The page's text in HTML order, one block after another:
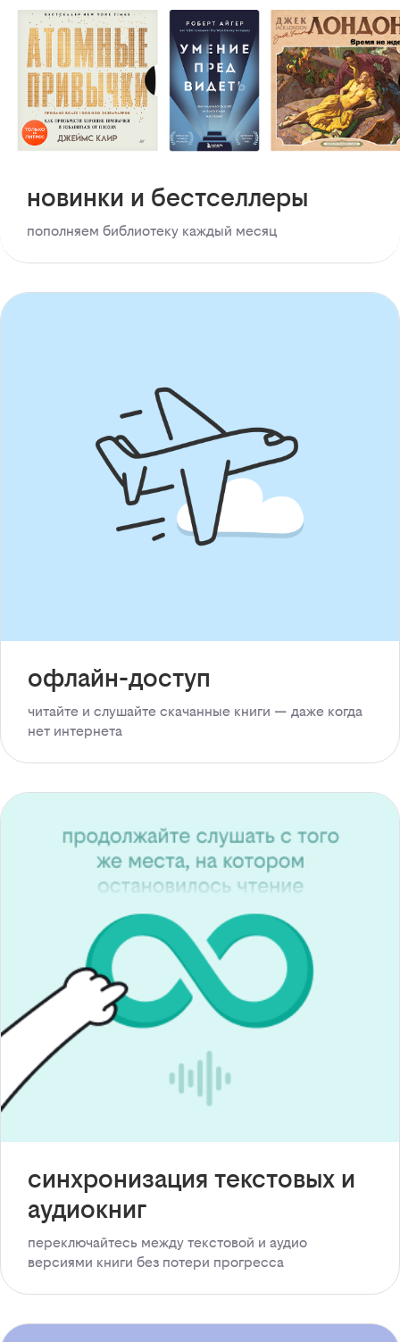
новинки и бестселлеры
пополняем библиотеку каждый месяц
офлайн-доступ
читайте и слушайте скачанные книги — даже когда
нет интернета
синхронизация текстовых и
аудиокниг
переключайтесь между текстовой и аудио
версиями книги без потери прогресса